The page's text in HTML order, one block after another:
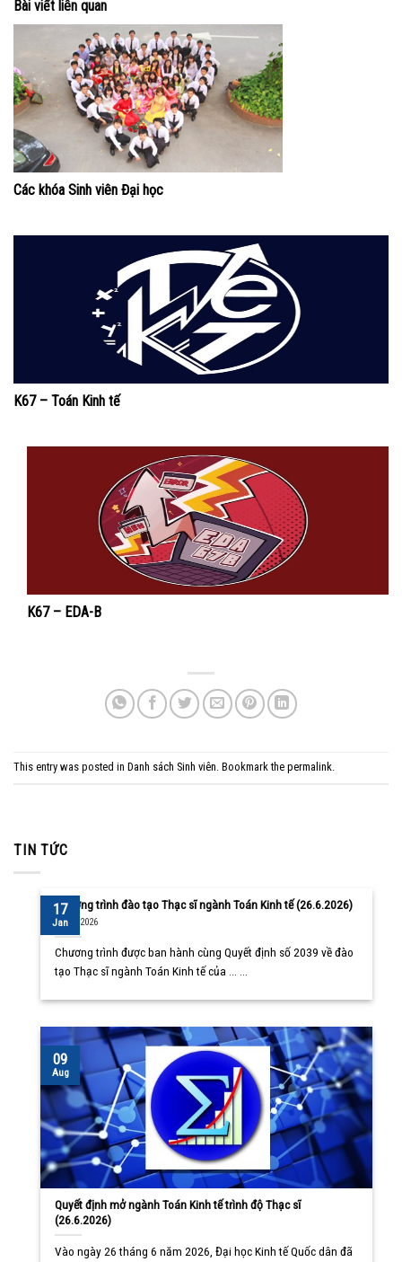
Bài viết liên quan
Các khóa Sinh viên Đại học
K67 – Toán Kinh tế
K67 – EDA-B
This entry was posted in Danh sách Sinh viên. Bookmark the permalink.
TIN TỨC
Chương trình đào tạo Thạc sĩ ngành Toán Kinh tế (26.6.2026)
10/08/2026
Chương trình được ban hành cùng Quyết định số 2039 về đào
tạo Thạc sĩ ngành Toán Kinh tế của ... ...
17
Jan
Quyết định mở ngành Toán Kinh tế trình độ Thạc sĩ
(26.6.2026)
Vào ngày 26 tháng 6 năm 2026, Đại học Kinh tế Quốc dân đã
09
Aug